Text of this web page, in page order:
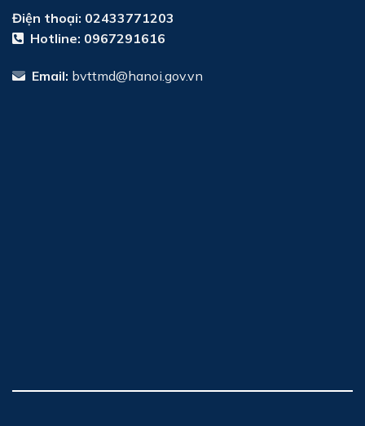
Điện thoại: 02433771203
Hotline: 0967291616
Email: bvttmd@hanoi.gov.vn